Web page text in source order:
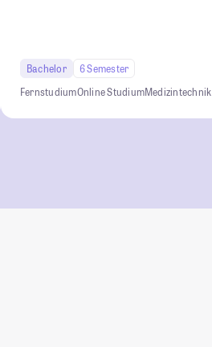
Bachelor
6 Semester
FernstudiumOnline StudiumMedizintechnik